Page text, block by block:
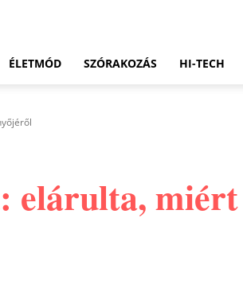
ÉLETMÓD SZÓRAKOZÁS HI-TECH
elárulta,